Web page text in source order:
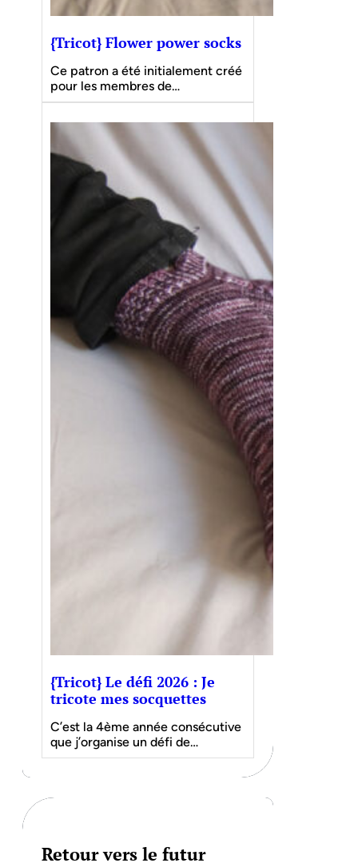
{Tricot} Flower power socks
Ce patron a été initialement créé
pour les membres de…
{Tricot} Le défi 2026 : Je
tricote mes socquettes
C’est la 4ème année consécutive
que j’organise un défi de…
Retour vers le futur